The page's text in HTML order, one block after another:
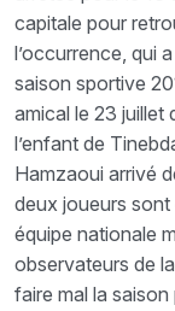
capitale pour
l’occurrence, qui
saison sportive
amical le 23 juillet
l’enfant de
Hamzaoui arrivé
deux joueurs
équipe nationale
observateurs de
faire mal la